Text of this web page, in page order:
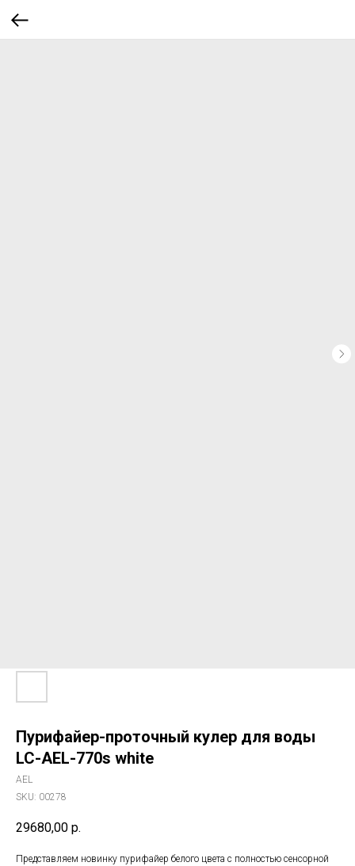
Пурифайер-проточный кулер для воды
LC-AEL-770s white
AEL
SKU: 00278
29680,00 р.
Представляем новинку пурифайер белого цвета с полностью сенсорной